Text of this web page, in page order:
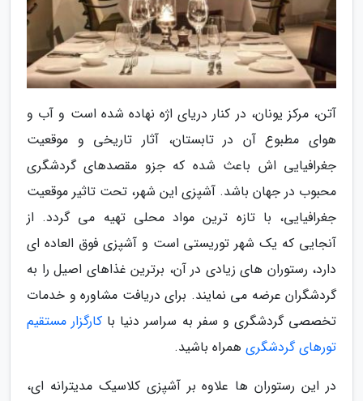
آتن، مرکز یونان، در کنار دریای اژه نهاده شده است و آب و
هوای مطبوع آن در تابستان، آثار تاریخی و موقعیت
جغرافیایی اش باعث شده که جزو مقصدهای گردشگری
محبوب در جهان باشد. آشپزی این شهر، تحت تاثیر موقعیت
جغرافیایی، با تازه ترین مواد محلی تهیه می گردد. از
آنجایی که یک شهر توریستی است و آشپزی فوق العاده ای
دارد، رستوران های زیادی در آن، برترین غذاهای اصیل را به
گردشگران عرضه می نمایند. برای دریافت مشاوره و خدمات
تخصصی گردشگری و سفر به سراسر دنیا با کارگزار مستقیم
تورهای گردشگری همراه باشید.
در این رستوران ها علاوه بر آشپزی کلاسیک مدیترانه ای،